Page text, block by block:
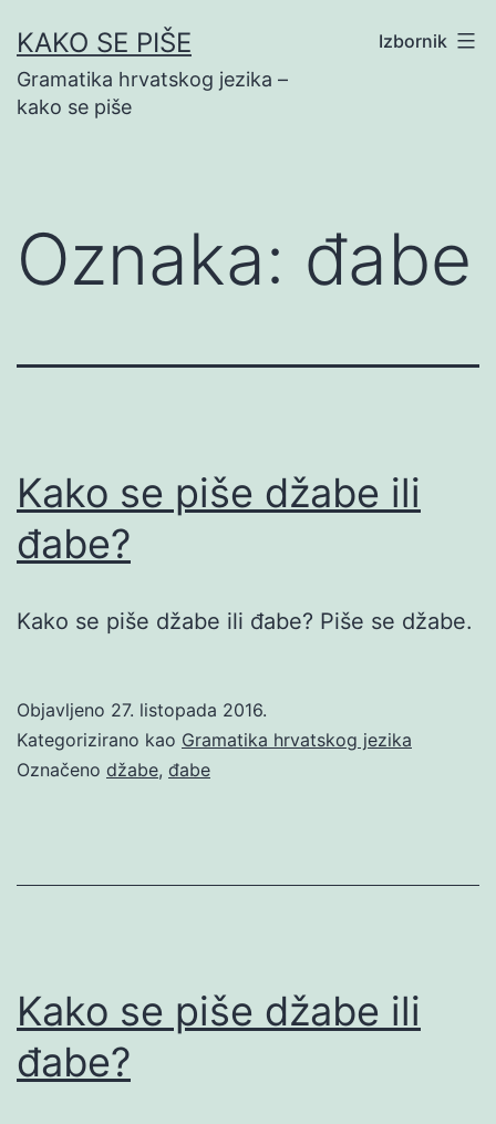
na
sadržaj
KAKO SE PIŠE
Gramatika hrvatskog jezika –
kako se piše
Izbornik
Oznaka: đabe
Kako se piše džabe ili
đabe?
Kako se piše džabe ili đabe? Piše se džabe.
Objavljeno 27. listopada 2016.
Kategorizirano kao Gramatika hrvatskog jezika
Označeno džabe, đabe
Kako se piše džabe ili
đabe?